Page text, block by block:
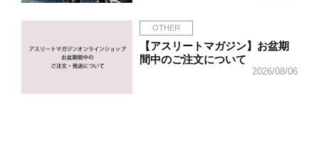
OTHER
【アスリートマガジン】お盆期
間中のご注文について
2026/08/06